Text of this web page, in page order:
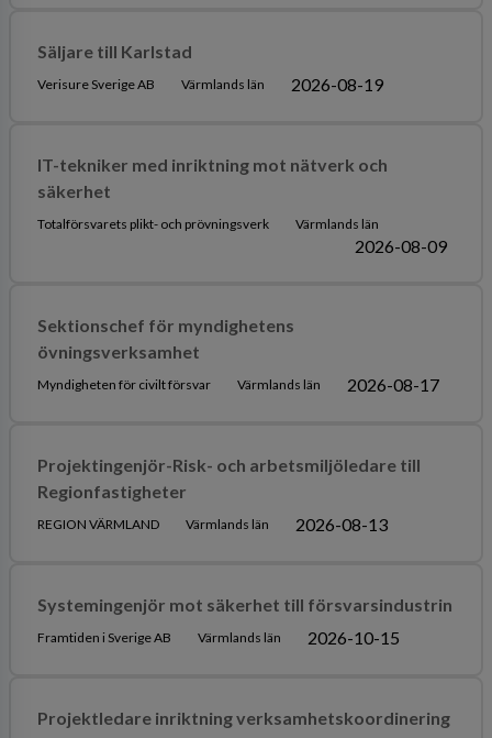
Säljare till Karlstad
Verisure Sverige AB Värmlands län 2026-08-19
IT-tekniker med inriktning mot nätverk och
säkerhet
Totalförsvarets plikt- och prövningsverk Värmlands län
2026-08-09
Sektionschef för myndighetens
övningsverksamhet
Myndigheten för civilt försvar Värmlands län 2026-08-17
Projektingenjör-Risk- och arbetsmiljöledare till
Regionfastigheter
REGION VÄRMLAND Värmlands län 2026-08-13
Systemingenjör mot säkerhet till försvarsindustrin
Framtiden i Sverige AB Värmlands län 2026-10-15
Projektledare inriktning verksamhetskoordinering